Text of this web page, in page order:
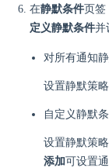
在静默条件页签
定义静默条件并
对所有通知
设置静默策
自定义静默
设置静默策
添加可设置